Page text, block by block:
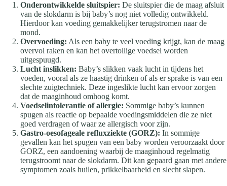
Onderontwikkelde sluitspier: De sluitspier die de maag afsluit
van de slokdarm is bij baby’s nog niet volledig ontwikkeld.
Hierdoor kan voeding gemakkelijker terugstromen naar de
mond.
Overvoeding: Als een baby te veel voeding krijgt, kan de maag
overvol raken en kan het overtollige voedsel worden
uitgespuugd.
Lucht inslikken: Baby’s slikken vaak lucht in tijdens het
voeden, vooral als ze haastig drinken of als er sprake is van een
slechte zuigtechniek. Deze ingeslikte lucht kan ervoor zorgen
dat de maaginhoud omhoog komt.
Voedselintolerantie of allergie: Sommige baby’s kunnen
spugen als reactie op bepaalde voedingsmiddelen die ze niet
goed verdragen of waar ze allergisch voor zijn.
Gastro-oesofageale refluxziekte (GORZ): In sommige
gevallen kan het spugen van een baby worden veroorzaakt door
GORZ, een aandoening waarbij de maaginhoud regelmatig
terugstroomt naar de slokdarm. Dit kan gepaard gaan met andere
symptomen zoals huilen, prikkelbaarheid en slecht slapen.